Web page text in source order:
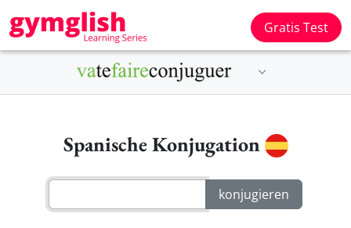
Gratis Test
Spanische Konjugation